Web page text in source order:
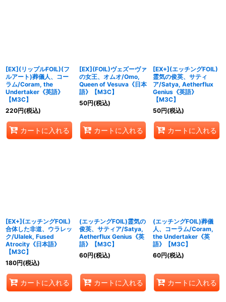
[EX](リップルFOIL)(フ
ルアート)葬儀人、コー
ラム/Coram, the
Undertaker《英語》
【M3C】
220円(税込)
カートに入れる
[EX](FOIL)ヴェズーヴァ
の女王、オムオ/Omo,
Queen of Vesuva《日本
語》【M3C】
50円(税込)
カートに入れる
[EX+](エッチングFOIL)
霊気の俊英、サティ
ア/Satya, Aetherflux
Genius《英語》
【M3C】
50円(税込)
カートに入れる
[EX+](エッチングFOIL)
合体した非道、ウラレッ
ク/Ulalek, Fused
Atrocity《日本語》
【M3C】
180円(税込)
カートに入れる
(エッチングFOIL)霊気の
俊英、サティア/Satya,
Aetherflux Genius《英
語》【M3C】
60円(税込)
カートに入れる
(エッチングFOIL)葬儀
人、コーラム/Coram,
the Undertaker《英
語》【M3C】
60円(税込)
カートに入れる